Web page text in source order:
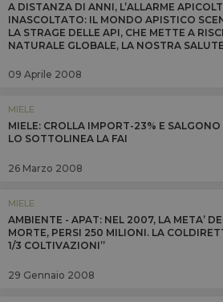
A DISTANZA DI ANNI, L’ALLARME
INASCOLTATO: IL MONDO APISTICO
LA STRAGE DELLE API, CHE METTE A
NATURALE GLOBALE, LA NOSTRA
09 Aprile 2008
MIELE
MIELE: CROLLA IMPORT-23% E
LO SOTTOLINEA LA FAI
26 Marzo 2008
MIELE
AMBIENTE - APAT: NEL 2007, LA META’
MORTE, PERSI 250 MILIONI. LA
1/3 COLTIVAZIONI”
29 Gennaio 2008